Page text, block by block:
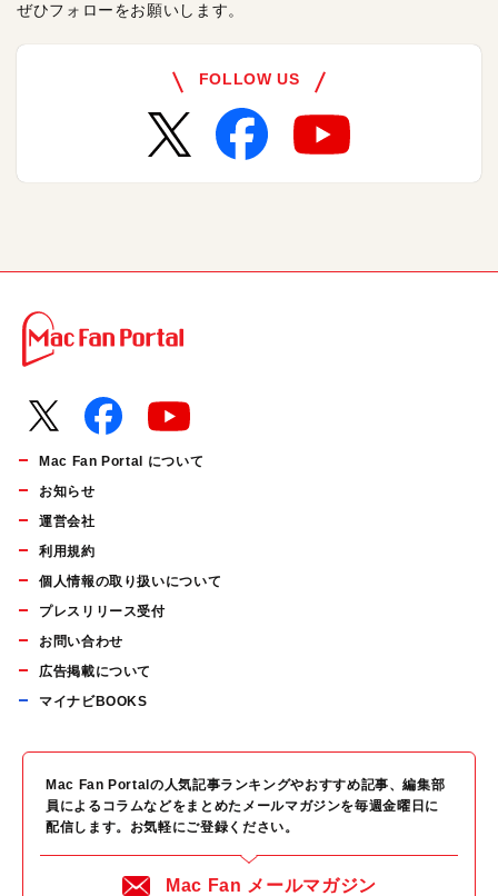
ぜひフォローをお願いします。
FOLLOW US
Mac Fan Portal について
お知らせ
運営会社
利用規約
個人情報の取り扱いについて
プレスリリース受付
お問い合わせ
広告掲載について
マイナビBOOKS
Mac Fan Portalの人気記事ランキングやおすすめ記事、編集部
員によるコラムなどをまとめたメールマガジンを毎週金曜日に
配信します。お気軽にご登録ください。
Mac Fan メールマガジン